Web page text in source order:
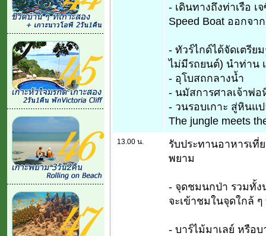
- เดินทางถึงท่าเรือ เ
Speed Boat ออกจา
- ทัวร์ไกด์ได้จัดเตรีย
ไม่มีรถยนต์) นำท่าน
- อุโบสถกลางน้ำ
- นมัสการศาลเจ้าพ่
- วนรอบเกาะ สู่หินแ
The jungle meets
13.00 น.
รับประทานอาหารเที่
พยาม
- จุดชมนกป่า รวมทั้ง
จะเข้าชมในจุดใกล้
- บาร์ไม้มาเลย์ หรือ